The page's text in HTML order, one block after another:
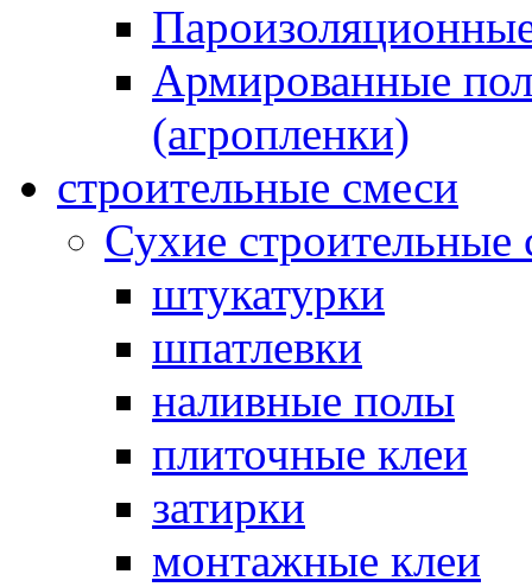
Армированные
(агропленки)
строительные смеси
Сухие строительные
штукатурки
шпатлевки
наливные полы
плиточные клеи
затирки
монтажные клеи